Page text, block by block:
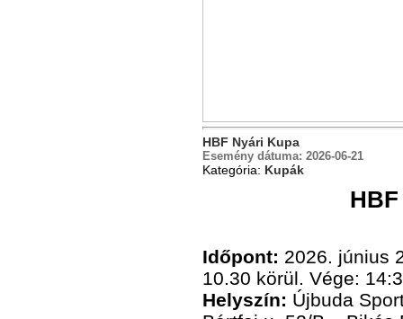
HBF Nyári Kupa
Esemény dátuma: 2026-06-21
Kategória: Kupák
Időpont: 2026. június
10.30 körül. Vége:
Helyszín: Újbuda